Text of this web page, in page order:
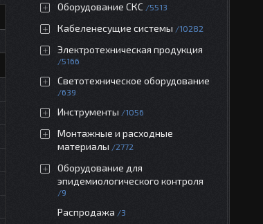
Оборудование СКС 5513
Кабеленесущие системы 10282
Электротехническая продукция
5166
Светотехническое оборудование
639
Инструменты 1056
Монтажные и расходные
материалы
2772
Оборудование для
эпидемиологического контроля
9
Распродажа 3